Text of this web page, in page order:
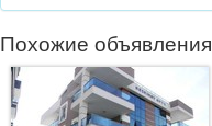
Похожие объявления